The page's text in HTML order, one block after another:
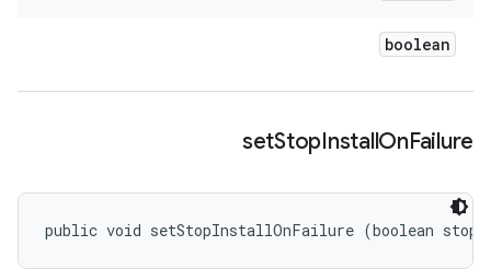
boolean
setStopInstallOnFailure
public void setStopInstallOnFailure (boolean